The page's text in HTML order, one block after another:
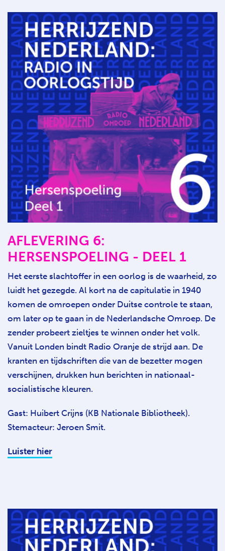
AFLEVERING 6:
HERSENSPOELING - DEEL 1
Het eerste slachtoffer in een oorlog is de waarheid, zo
luidt het gezegde. Al kort na de capitulatie in 1940
komen de omroepen onder Duitse controle te staan,
om later op te gaan in de Nederlandsche Omroep. De
zender probeert zieltjes te winnen onder het volk.
Vanuit Londen bindt Radio Oranje de strijd aan. De
kranten en tijdschriften die van de bezetter mogen
verschijnen, drukken hun berichten in nationaal-
socialistische kleuren.
Gast: Huibert Crijns (KB Nationale Bibliotheek).
Stemacteur: Jeroen Smit.
Luister hier